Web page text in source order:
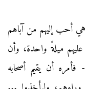
أحب إليهم من آباهم
عليهم ميلةً واحدة، وأن
أن يقيم أصحابه